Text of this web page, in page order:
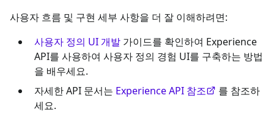
사용자 흐름 및 구현 세부 사항을 더 잘 이해하려면:
사용자 정의 UI 개발 가이드를 확인하여 Experience
API를 사용하여 사용자 정의 경험 UI를 구축하는 방법
을 배우세요.
자세한 API 문서는 Experience API 참조
를 참조하
세요.